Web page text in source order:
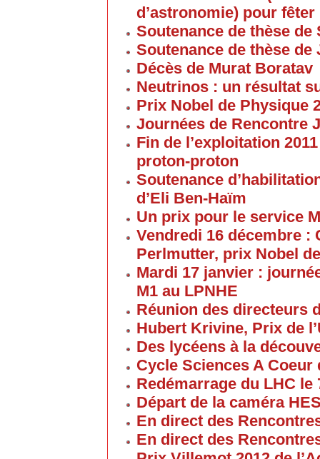
d’astronomie) pour fêter
Soutenance de thèse
Soutenance de thèse
Décès de Murat Boratav
Neutrinos : un résultat
Prix Nobel de Physique
Journées de Rencontre
Fin de l’exploitation
proton-proton
Soutenance
d’Eli Ben-Haïm
Un prix pour le service
Vendredi 16 décembre :
Perlmutter, prix Nobel
Mardi 17 janvier :
M1 au LPNHE
Réunion des directeurs
Hubert Krivine, Prix de
Des lycéens à la
Cycle Sciences A Coeur
Redémarrage du LHC le
Départ de la caméra
En direct des
En direct des